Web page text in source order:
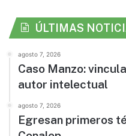
ÚLTIMAS
agosto 7, 2026
Caso Manzo:
autor intelectual
agosto 7, 2026
Egresan primeros